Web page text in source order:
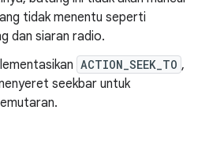
tidak menentu seperti
dan siaran radio.
ACTION_SEEK_TO ,
seekbar untuk